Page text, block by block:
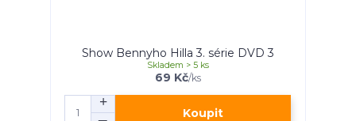
Show Bennyho Hilla 3. série DVD 3
69 Kč/ks
Skladem > 5 ks
Koupit